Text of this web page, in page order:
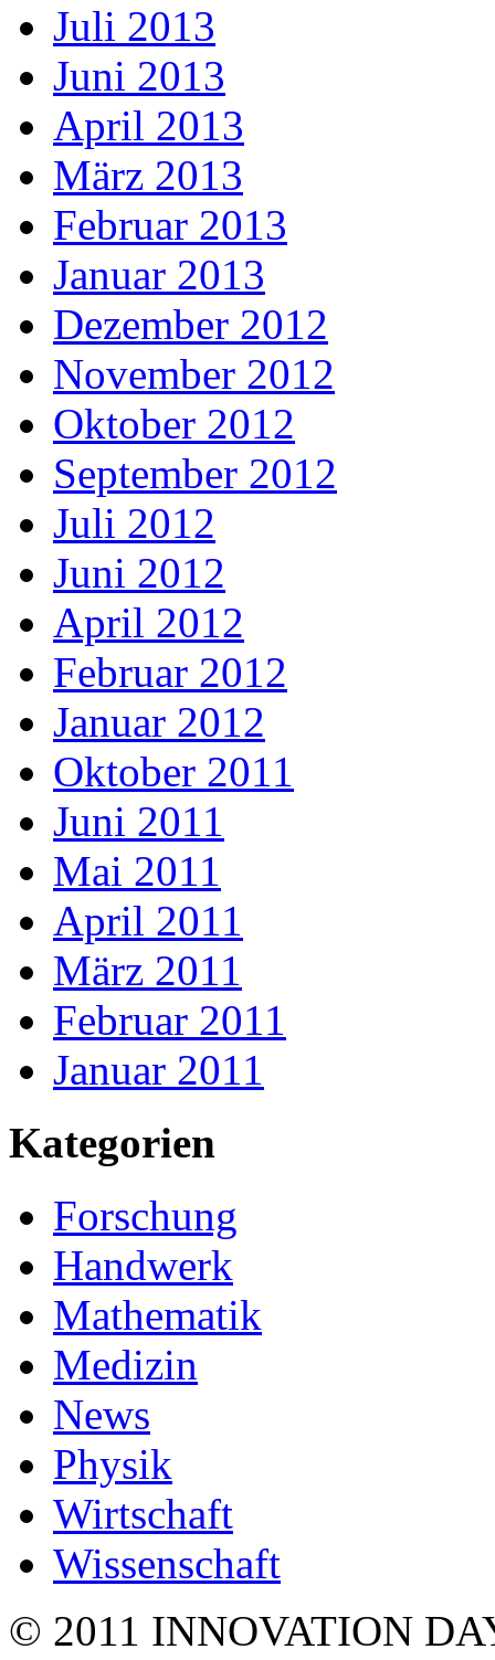
Juli 2013
Juni 2013
April 2013
März 2013
Februar 2013
Januar 2013
Dezember 2012
November 2012
Oktober 2012
September 2012
Juli 2012
Juni 2012
April 2012
Februar 2012
Januar 2012
Oktober 2011
Juni 2011
Mai 2011
April 2011
März 2011
Februar 2011
Januar 2011
Kategorien
Forschung
Handwerk
Mathematik
Medizin
News
Physik
Wirtschaft
Wissenschaft
© 2011 INNOVATION